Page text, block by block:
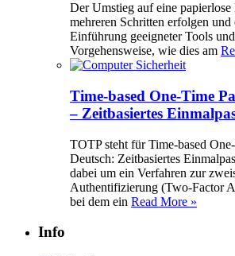
Der Umstieg auf eine
mehreren Schritten erfolgen und
Einführung geeigneter Tools
Vorgehensweise, wie dies am
Time-based One-Time
– Zeitbasiertes
TOTP steht für Time-based
Deutsch: Zeitbasiertes
dabei um ein Verfahren zur
Authentifizierung (Two-Factor
bei dem ein Read More »
Info